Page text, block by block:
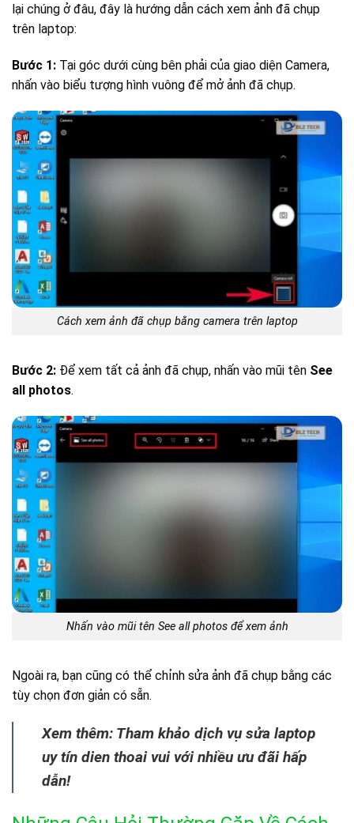
lại chúng ở đâu, đây là hướng dẫn cách xem ảnh đã chụp
trên laptop:
Bước 1: Tại góc dưới cùng bên phải của giao diện Camera,
nhấn vào biểu tượng hình vuông để mở ảnh đã chụp.
Cách xem ảnh đã chụp bằng camera trên laptop
Bước 2: Để xem tất cả ảnh đã chụp, nhấn vào mũi tên See
all photos.
Nhấn vào mũi tên See all photos để xem ảnh
Ngoài ra, bạn cũng có thể chỉnh sửa ảnh đã chụp bằng các
tùy chọn đơn giản có sẵn.
Xem thêm: Tham khảo dịch vụ sửa laptop
uy tín dien thoai vui với nhiều ưu đãi hấp
dẫn!